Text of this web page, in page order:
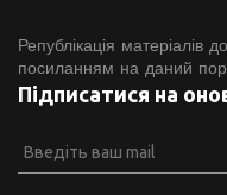
Републікація матеріалів
посиланням на даний
Підписатися на